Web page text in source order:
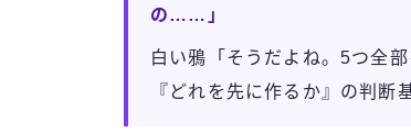
の……」
白い鴉「そうだよね。5つ全
『どれを先に作るか』の判断